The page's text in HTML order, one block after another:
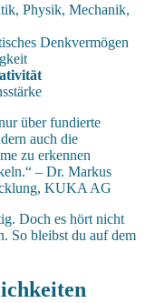
Physik, Mechanik,
Denkvermögen
über fundierte
auch die
zu erkennen
– Dr. Markus
KUKA AG
Doch es hört nicht
So bleibst du auf dem